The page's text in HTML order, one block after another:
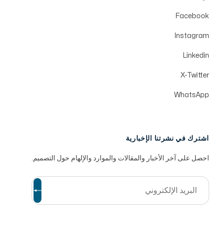
Facebook
Instagram
Linkedin
X-Twitter
WhatsApp
اشترك في نشرتنا الإخبارية
احصل على آخر الأخبار والمقالات والموارد والإلهام حول التصميم.